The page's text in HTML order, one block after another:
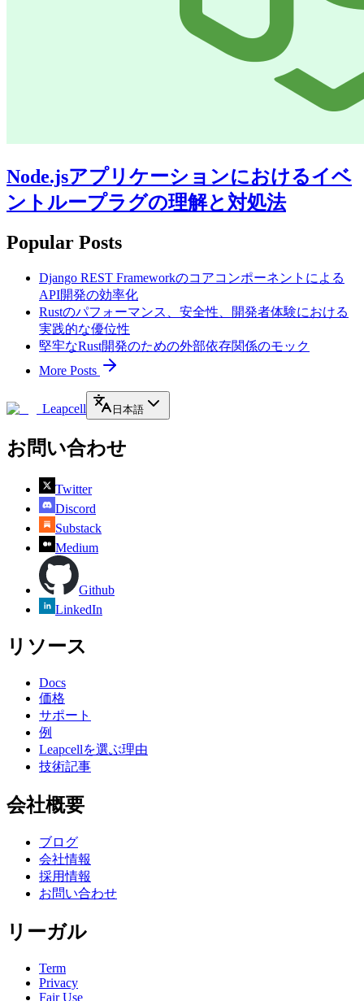
Node.jsアプリケーションにおけるイベ
ントループラグの理解と対処法
Popular Posts
Django REST Frameworkのコアコンポーネントによる
API開発の効率化
Rustのパフォーマンス、安全性、開発者体験における
実践的な優位性
堅牢なRust開発のための外部依存関係のモック
More Posts
Leapcell 日本語
お問い合わせ
Twitter
Discord
Substack
Medium
Github
LinkedIn
リソース
Docs
価格
サポート
例
Leapcellを選ぶ理由
技術記事
会社概要
ブログ
会社情報
採用情報
お問い合わせ
リーガル
Term
Privacy
Fair Use